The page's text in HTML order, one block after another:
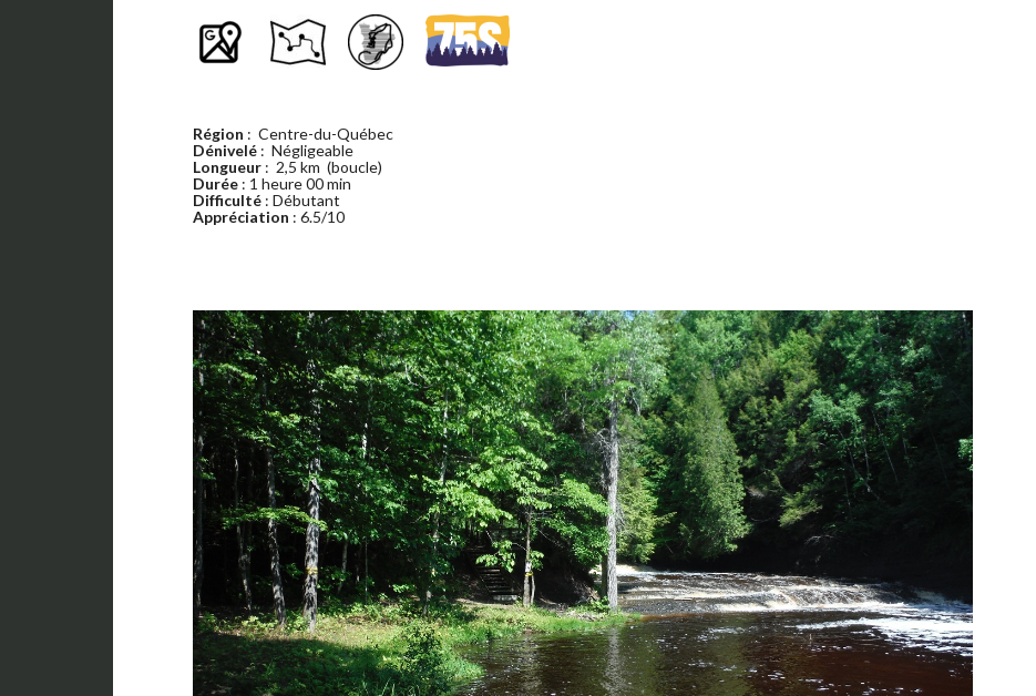
Région : Centre-du-Québec
Dénivelé : Négligeable
Longueur : 2,5 km (boucle)
Durée : 1 heure 00 min
Difficulté : Débutant
Appréciation : 6.5/10